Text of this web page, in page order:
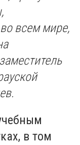
всем мире,
в том